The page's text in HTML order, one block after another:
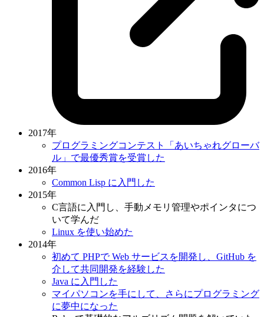
2017年
プログラミングコンテスト「あいちゃれグローバ
ル」で最優秀賞を受賞した
2016年
Common Lisp に入門した
2015年
C言語に入門し、手動メモリ管理やポインタにつ
いて学んだ
Linux を使い始めた
2014年
初めて PHPで Web サービスを開発し、GitHub を
介して共同開発を経験した
Java に入門した
マイパソコンを手にして、さらにプログラミング
に夢中になった